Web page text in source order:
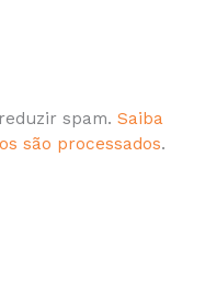
spam. Saiba
são processados.